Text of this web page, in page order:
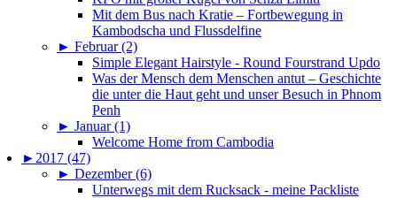
Mit dem Bus nach Kratie – Fortbewegung in
Kambodscha und Flussdelfine
► Februar (2)
Simple Elegant Hairstyle - Round Fourstrand Updo
Was der Mensch dem Menschen antut – Geschichte
die unter die Haut geht und unser Besuch in Phnom
Penh
► Januar (1)
Welcome Home from Cambodia
► 2017 (47)
► Dezember (6)
Unterwegs mit dem Rucksack - meine Packliste